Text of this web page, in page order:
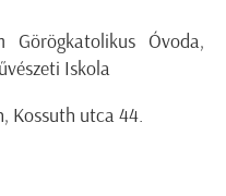
Görögkatolikus Óvoda,
Iskola
Kossuth utca 44.